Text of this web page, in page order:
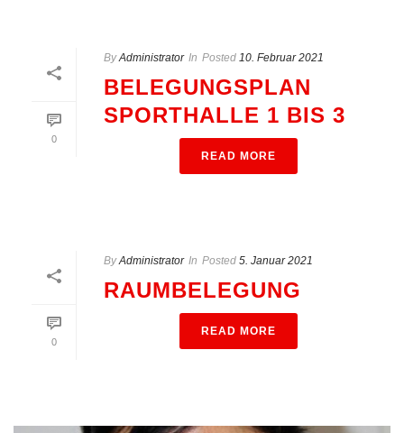
0
By Administrator In Posted 10. Februar 2021
BELEGUNGSPLAN
SPORTHALLE 1 BIS 3
READ MORE
0
By Administrator In Posted 5. Januar 2021
RAUMBELEGUNG
READ MORE